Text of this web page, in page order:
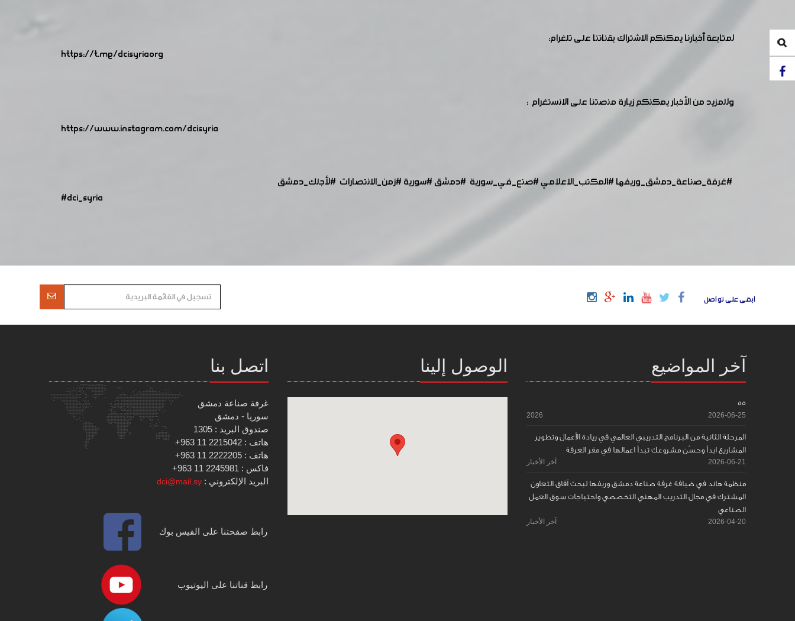
لمتابعة أخبارنا يمكنكم الاشتراك بقناتنا على تلغرام:
https://t.me/dcisyriaorg
وللمزيد من الأخبار يمكنكم زيارة منصتنا على الانستغرام :
https://www.instagram.com/dcisyria​
#غرفة_صناعة_دمشق_وريفها#المكتب_الاعلامي#صنع_في_سورية #دمشق#سورية#زمن_الانتصارات #لأجلك_دمشق
#dci_syria
ابقى على تواصل
آخر المواضيع
55
2026-06-25
2026
المرحلة الثانية من البرنامج التدريبي العالمي في ريادة الأعمال وتطوير
المشاريع ابدأ وحسّن مشروعك تبدأ اعمالها في مقر الغرفة
2026-06-21 آخر الأخبار
منظمة هاند في ضيافة غرفة صناعة دمشق وريفها لبحث آفاق التعاون
المشترك في مجال التدريب المهني التخصصي واحتياجات سوق العمل
الصناعي
2026-04-20 آخر الأخبار
الوصول إلينا اتصل بنا
غرفة صناعة دمشق
سوريا - دمشق
صندوق البريد : 1305
هاتف : 2215042 11 963+
هاتف : 2222205 11 963+
فاكس : 2245981 11 963+
البريد الإلكتروني : dci@mail.sy
رابط صفحتنا على الفيس بوك
رابط قناتنا على اليوتيوب